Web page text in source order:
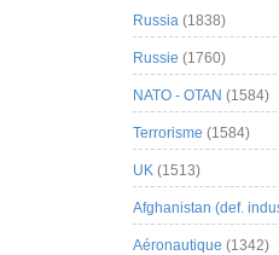
Russia (1838)
Russie (1760)
NATO - OTAN (1584)
Terrorisme (1584)
UK (1513)
Afghanistan (def.
Aéronautique (1342)